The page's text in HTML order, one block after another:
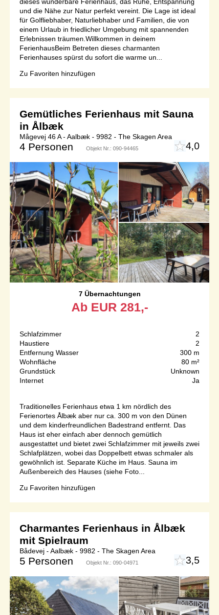
und die Nähe zur Natur perfekt vereint. Die Lage ist ideal
für Golfliebhaber, Naturliebhaber und Familien, die von
einem Urlaub in friedlicher Umgebung mit spannenden
Erlebnissen träumen.Willkommen in deinem
FerienhausBeim Betreten dieses charmanten
Ferienhauses spürst du sofort die warme un...
Zu Favoriten hinzufügen
Gemütliches Ferienhaus mit Sauna
in Ålbæk
Mågevej 46 A - Aalbæk - 9982 - The Skagen Area
4 Personen Objekt Nr.: 090-94465 4,0
7 Übernachtungen
Ab EUR 281,-
Schlafzimmer
2
Haustiere
2
Entfernung Wasser
300 m
Wohnfläche
80 m²
Grundstück
Unknown
Internet
Ja
Traditionelles Ferienhaus etwa 1 km nördlich des
Ferienortes Ålbæk aber nur ca. 300 m von den Dünen
und dem kinderfreundlichen Badestrand entfernt. Das
Haus ist eher einfach aber dennoch gemütlich
ausgestattet und bietet zwei Schlafzimmer mit jeweils zwei
Schlafplätzen, wobei das Doppelbett etwas schmaler als
gewöhnlich ist. Separate Küche im Haus. Sauna im
Außenbereich des Hauses (siehe Foto...
Zu Favoriten hinzufügen
Charmantes Ferienhaus in Ålbæk
mit Spielraum
Bådevej - Aalbæk - 9982 - The Skagen Area
5 Personen Objekt Nr.: 090-04971 3,5